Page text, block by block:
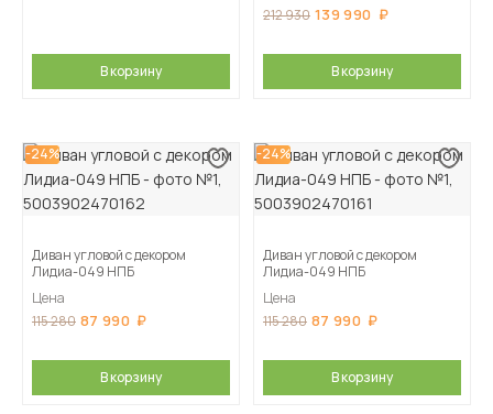
В корзину
212 930 139 990
В корзину
-24%
Диван угловой с декором
Лидиа-049 НПБ
Цена
115 280 87 990
В корзину
-24%
Диван угловой с декором
Лидиа-049 НПБ
Цена
115 280 87 990
В корзину